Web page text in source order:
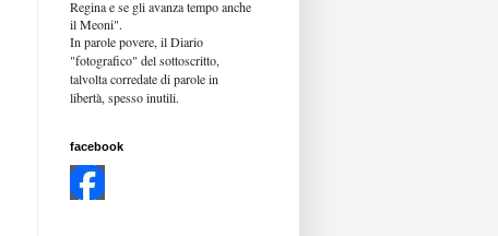
Regina e se gli avanza tempo anche
il Meoni".
In parole povere, il Diario
"fotografico" del sottoscritto,
talvolta corredate di parole in
libertà, spesso inutili.
facebook